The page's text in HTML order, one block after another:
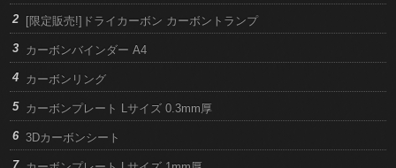
[限定販売!]ドライカーボン カーボントランプ
カーボンバインダー A4
カーボンリング
カーボンプレート Lサイズ 0.3mm厚
3Dカーボンシート